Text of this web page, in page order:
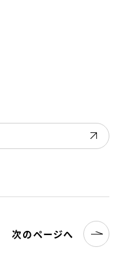
次のページへ